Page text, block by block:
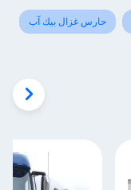
حارس غزال بيك آب